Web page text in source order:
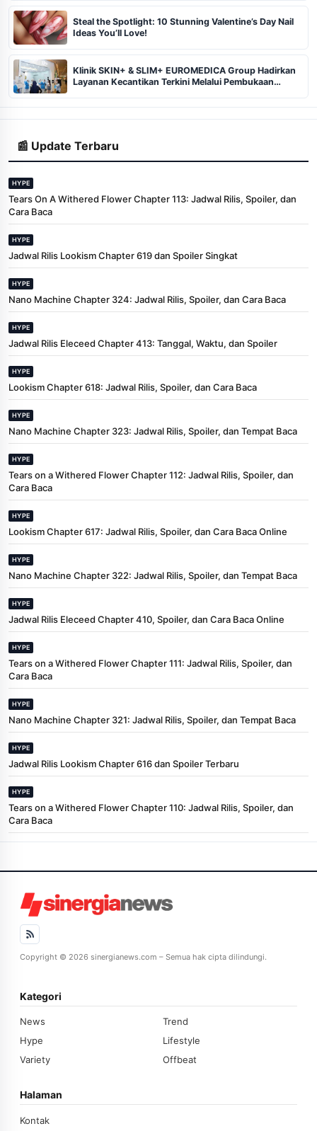
Steal the Spotlight: 10 Stunning Valentine’s Day Nail
Ideas You’ll Love!
Klinik SKIN+ & SLIM+ EUROMEDICA Group Hadirkan
Layanan Kecantikan Terkini Melalui Pembukaan
📰 Update Terbaru
HYPE
Tears On A Withered Flower Chapter 113: Jadwal Rilis, Spoiler, dan
Cara Baca
HYPE
Jadwal Rilis Lookism Chapter 619 dan Spoiler Singkat
HYPE
Nano Machine Chapter 324: Jadwal Rilis, Spoiler, dan Cara Baca
HYPE
Jadwal Rilis Eleceed Chapter 413: Tanggal, Waktu, dan Spoiler
HYPE
Lookism Chapter 618: Jadwal Rilis, Spoiler, dan Cara Baca
HYPE
Nano Machine Chapter 323: Jadwal Rilis, Spoiler, dan Tempat Baca
HYPE
Tears on a Withered Flower Chapter 112: Jadwal Rilis, Spoiler, dan
Cara Baca
HYPE
Lookism Chapter 617: Jadwal Rilis, Spoiler, dan Cara Baca Online
HYPE
Nano Machine Chapter 322: Jadwal Rilis, Spoiler, dan Tempat Baca
HYPE
Jadwal Rilis Eleceed Chapter 410, Spoiler, dan Cara Baca Online
HYPE
Tears on a Withered Flower Chapter 111: Jadwal Rilis, Spoiler, dan
Cara Baca
HYPE
Nano Machine Chapter 321: Jadwal Rilis, Spoiler, dan Tempat Baca
HYPE
Jadwal Rilis Lookism Chapter 616 dan Spoiler Terbaru
HYPE
Tears on a Withered Flower Chapter 110: Jadwal Rilis, Spoiler, dan
Cara Baca
Copyright © 2026 sinergianews.com – Semua hak cipta dilindungi.
Kategori
News
Trend
Hype
Lifestyle
Variety
Offbeat
Halaman
Kontak